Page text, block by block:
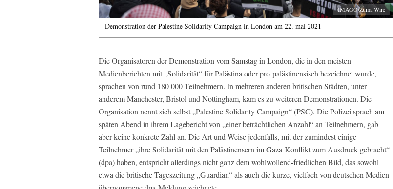
IMAGO/Zuma Wire
Demonstration der Palestine Solidarity Campaign in London am 22. mai 2021
Die Organisatoren der Demonstration vom Samstag in London, die in den meisten
Medienberichten mit „Solidarität“ für Palästina oder pro-palästinensisch bezeichnet wurde,
sprachen von rund 180 000 Teilnehmern. In mehreren anderen britischen Städten, unter
anderem Manchester, Bristol und Nottingham, kam es zu weiteren Demonstrationen. Die
Organisation nennt sich selbst „Palestine Solidarity Campaign“ (PSC). Die Polizei sprach am
späten Abend in ihrem Lagebericht von „einer beträchtlichen Anzahl“ an Teilnehmern, gab
aber keine konkrete Zahl an. Die Art und Weise jedenfalls, mit der zumindest einige
Teilnehmer „ihre Solidarität mit den Palästinensern im Gaza-Konflikt zum Ausdruck gebracht“
(dpa) haben, entspricht allerdings nicht ganz dem wohlwollend-friedlichen Bild, das sowohl
etwa die britische Tageszeitung „Guardian“ als auch die kurze, vielfach von deutschen Medien